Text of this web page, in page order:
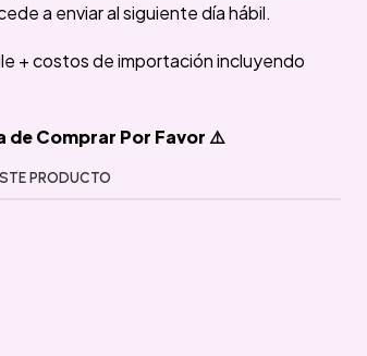
a enviar al siguiente día hábil.
+ costos de importación incluyendo
de Comprar Por Favor ⚠️
PRODUCTO